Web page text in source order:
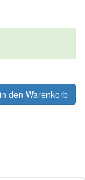
in den Warenkorb